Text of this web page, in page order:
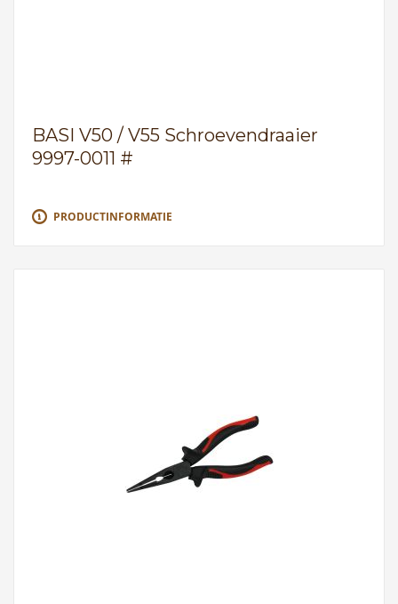
BASI V50 / V55 Schroevendraaier
9997-0011 #
PRODUCTINFORMATIE